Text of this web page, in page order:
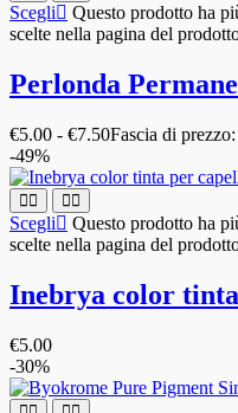
Scegli
Questo prodotto ha
scelte nella pagina del
Perlonda
€5.00 - €7.50Fascia di
-49%
Scegli
Questo prodotto ha
scelte nella pagina del
Inebrya color
€5.00
-30%